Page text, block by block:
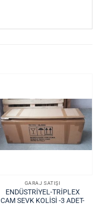
GARAJ SATIŞI
ENDÜSTRİYEL-TRİPLEX
CAM SEVK KOLİSİ -3 ADET-